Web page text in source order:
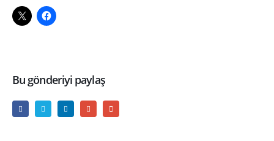
Bu gönderiyi paylaş